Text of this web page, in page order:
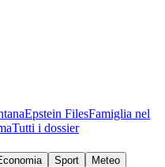
Epstein FilesFamiglia nel
Tutti i dossier
Sport
Meteo